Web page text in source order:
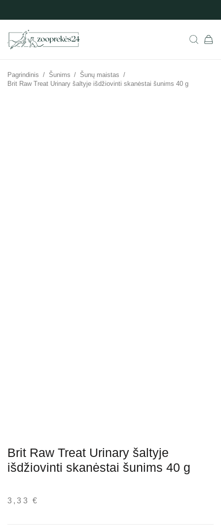
Pagrindinis / Šunims / Šunų maistas /
Brit Raw Treat Urinary šaltyje išdžiovinti skanėstai šunims 40 g
Brit Raw Treat Urinary šaltyje
išdžiovinti skanėstai šunims 40 g
3,33 €